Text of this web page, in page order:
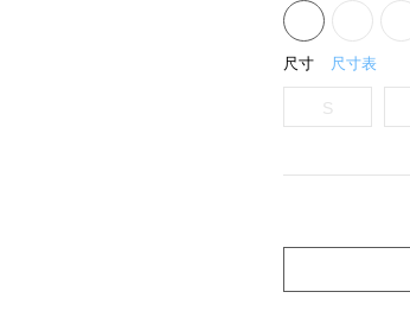
尺寸 尺寸表
S